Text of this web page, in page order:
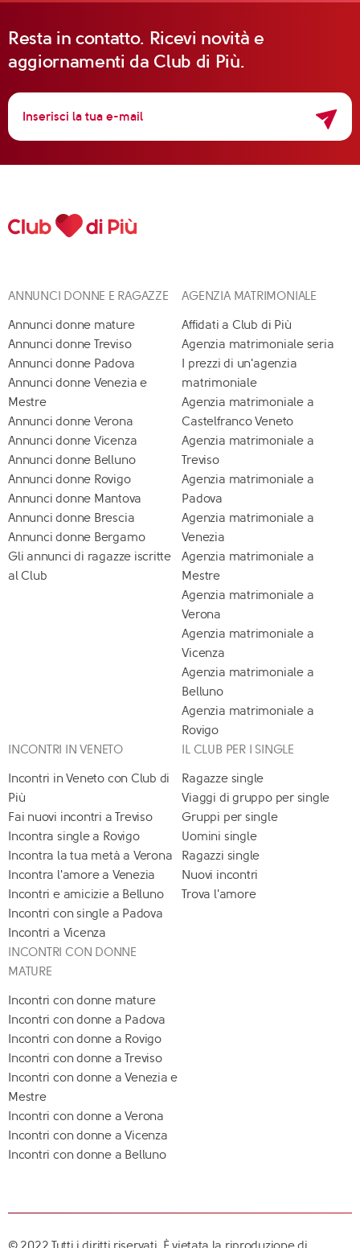
Resta in contatto. Ricevi novità e
aggiornamenti da Club di Più.
ANNUNCI DONNE E RAGAZZE
Annunci donne mature
Annunci donne Treviso
Annunci donne Padova
Annunci donne Venezia e
Mestre
Annunci donne Verona
Annunci donne Vicenza
Annunci donne Belluno
Annunci donne Rovigo
Annunci donne Mantova
Annunci donne Brescia
Annunci donne Bergamo
Gli annunci di ragazze iscritte
al Club
AGENZIA MATRIMONIALE
Affidati a Club di Più
Agenzia matrimoniale seria
I prezzi di un'agenzia
matrimoniale
Agenzia matrimoniale a
Castelfranco Veneto
Agenzia matrimoniale a
Treviso
Agenzia matrimoniale a
Padova
Agenzia matrimoniale a
Venezia
Agenzia matrimoniale a
Mestre
Agenzia matrimoniale a
Verona
Agenzia matrimoniale a
Vicenza
Agenzia matrimoniale a
Belluno
Agenzia matrimoniale a
Rovigo
INCONTRI IN VENETO
Incontri in Veneto con Club di
Più
Fai nuovi incontri a Treviso
Incontra single a Rovigo
Incontra la tua metà a Verona
Incontra l'amore a Venezia
Incontri e amicizie a Belluno
Incontri con single a Padova
Incontri a Vicenza
IL CLUB PER I SINGLE
Ragazze single
Viaggi di gruppo per single
Gruppi per single
Uomini single
Ragazzi single
Nuovi incontri
Trova l'amore
INCONTRI CON DONNE
MATURE
Incontri con donne mature
Incontri con donne a Padova
Incontri con donne a Rovigo
Incontri con donne a Treviso
Incontri con donne a Venezia e
Mestre
Incontri con donne a Verona
Incontri con donne a Vicenza
Incontri con donne a Belluno